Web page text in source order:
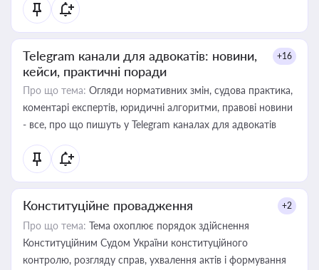
Telegram канали для адвокатів: новини,
кейси, практичні поради
+16
Про що тема: Огляди нормативних змін, судова практика,
коментарі експертів, юридичні алгоритми, правові новини
- все, про що пишуть у Telegram каналах для адвокатів
Конституційне провадження +2
Про що тема: Тема охоплює порядок здійснення
Конституційним Судом України конституційного
контролю, розгляду справ, ухвалення актів і формування